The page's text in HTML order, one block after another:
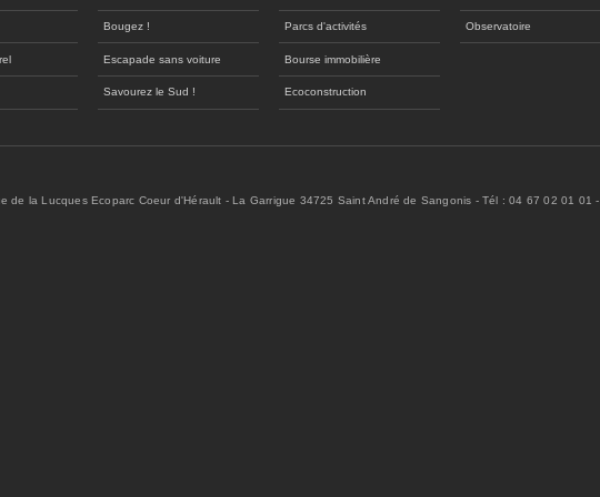
Bougez !
Escapade sans voiture
Savourez le Sud !
Parcs d'activités
Bourse immobilière
Ecoconstruction
Observatoire
de la Lucques Ecoparc Coeur d'Hérault - La Garrigue 34725 Saint André de Sangonis - Tél : 04 67 02 01 01 -